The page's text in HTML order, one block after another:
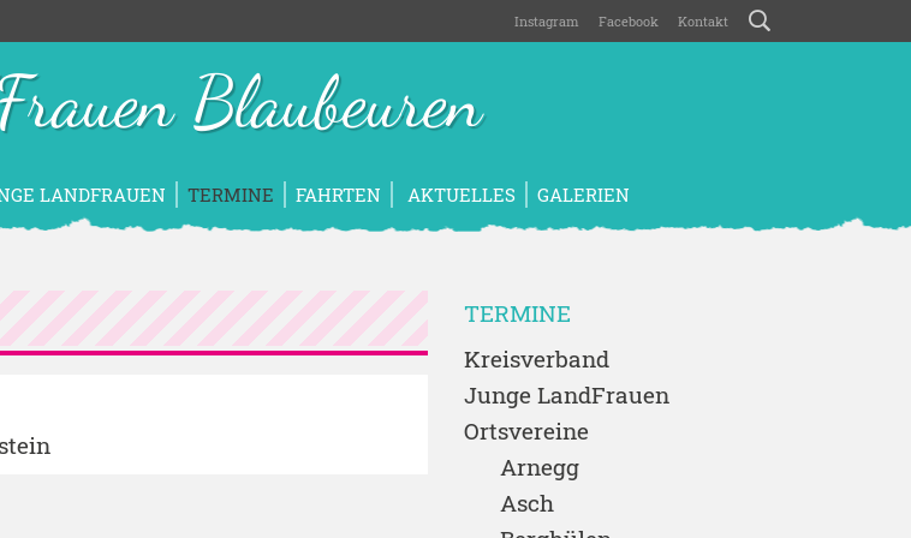
Instagram Facebook Kontakt
Blaubeuren
LANDFRAUEN TERMINE FAHRTEN AKTUELLES GALERIEN
TERMINE
Kreisverband
Junge LandFrauen
Ortsvereine
Arnegg
Asch